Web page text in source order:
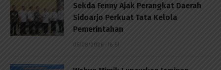
Sekda Fenny Ajak Perangkat Daerah
Sidoarjo Perkuat Tata Kelola
Pemerintahan
05/08/2026 - 16:51